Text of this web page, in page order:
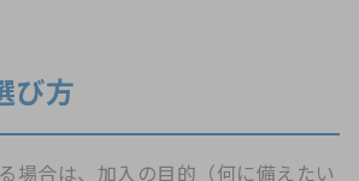
び方
場合は、加入の目的（何に備えたい